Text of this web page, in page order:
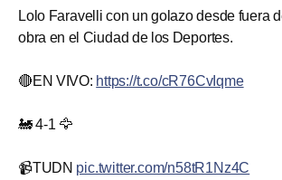
Lolo Faravelli con un golazo desde fuera
obra en el Ciudad de los Deportes.
🔴EN VIVO: https://t.co/cR76CvIqme
🚂 4-1 🦅
📹TUDN pic.twitter.com/n58tR1Nz4C